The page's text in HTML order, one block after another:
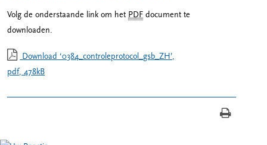
Volg de onderstaande link om hetPDF document te
downloaden.
Download ‘0384_controleprotocol_gsb_ZH’,
pdf, 478kB